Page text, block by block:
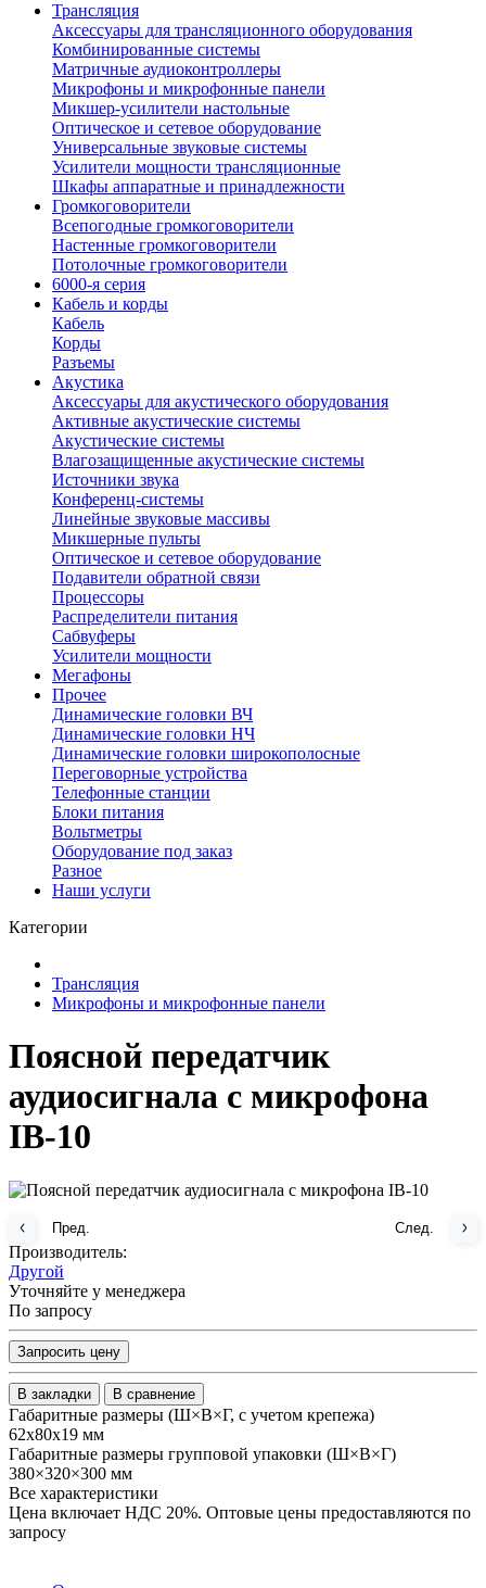
Трансляция
Аксессуары для трансляционного оборудования
Комбинированные системы
Матричные аудиоконтроллеры
Микрофоны и микрофонные панели
Микшер-усилители настольные
Оптическое и сетевое оборудование
Универсальные звуковые системы
Усилители мощности трансляционные
Шкафы аппаратные и принадлежности
Громкоговорители
Всепогодные громкоговорители
Настенные громкоговорители
Потолочные громкоговорители
6000-я серия
Кабель и корды
Кабель
Корды
Разъемы
Акустика
Аксессуары для акустического оборудования
Активные акустические системы
Акустические системы
Влагозащищенные акустические системы
Источники звука
Конференц-системы
Линейные звуковые массивы
Микшерные пульты
Оптическое и сетевое оборудование
Подавители обратной связи
Процессоры
Распределители питания
Сабвуферы
Усилители мощности
Мегафоны
Прочее
Динамические головки ВЧ
Динамические головки НЧ
Динамические головки широкополосные
Переговорные устройства
Телефонные станции
Блоки питания
Вольтметры
Оборудование под заказ
Разное
Наши услуги
Категории
Трансляция
Микрофоны и микрофонные панели
Поясной передатчик
аудиосигнала с микрофона
IB-10
Пред. След.
Производитель:
Другой
Уточняйте у менеджера
По запросу
Запросить цену
В закладки В сравнение
Габаритные размеры (Ш×В×Г, с учетом крепежа)
62х80х19 мм
Габаритные размеры групповой упаковки (Ш×В×Г)
380×320×300 мм
Все характеристики
Цена включает НДС 20%. Оптовые цены предоставляются по
запросу